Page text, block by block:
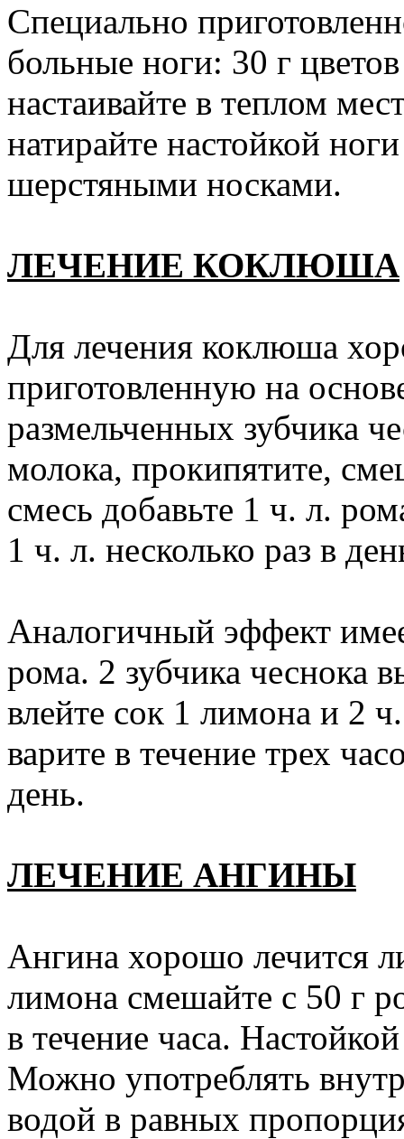
Специально
больные ноги: 30 г
настаивайте в теплом
натирайте настойкой
шерстяными носками.
ЛЕЧЕНИЕ КОКЛЮША
Для лечения коклюша
приготовленную на
размельченных зубчика
молока, прокипятите,
смесь добавьте 1 ч. л.
1 ч. л. несколько раз в
Аналогичный эффект
рома. 2 зубчика чеснока
влейте сок 1 лимона и 2
варите в течение трех
день.
ЛЕЧЕНИЕ АНГИНЫ
Ангина хорошо лечится
лимона смешайте с 50 г
в течение часа.
Можно употреблять
водой в равных